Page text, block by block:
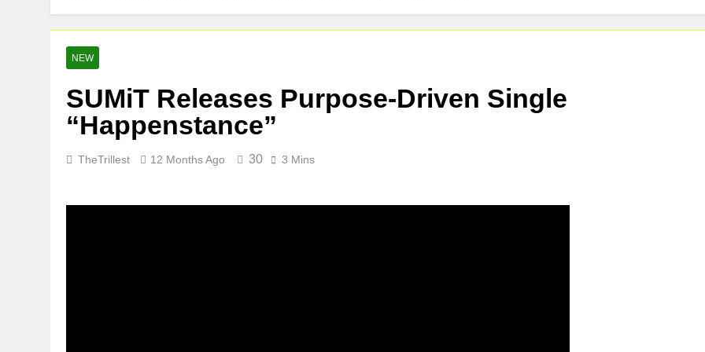
D$AVAGE Drops Highly Anticipated Single “Chosen One”
NEW
SUMiT Releases Purpose-Driven Single
“Happenstance”
TheTrillest 12 Months Ago 30 3 Mins